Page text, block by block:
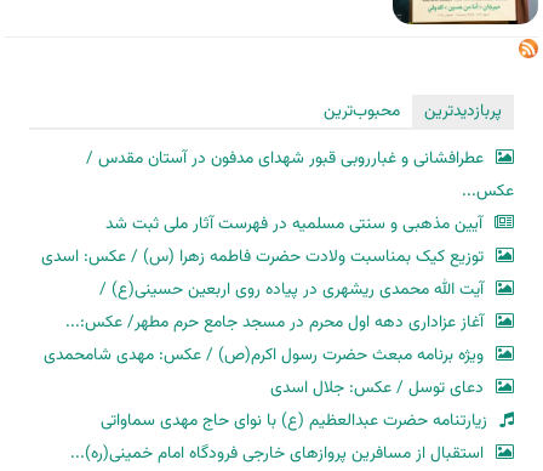
پربازدیدترین
محبوب‌ترین
عطرافشانی و غبارروبی قبور شهدای مدفون در آستان مقدس /
عکس...
آیین مذهبی و سنتی مسلمیه در فهرست آثار ملی ثبت شد
توزیع کیک بمناسبت ولادت حضرت فاطمه زهرا (س) / عکس: اسدی
آیت الله محمدی ریشهری در پیاده روی اربعین حسینی(ع) /
آغاز عزاداری دهه اول محرم در مسجد جامع حرم مطهر/ عکس:...
ویژه برنامه مبعث حضرت رسول اکرم(ص) / عکس: مهدی شامحمدی
دعای توسل / عکس: جلال اسدی
زیارتنامه حضرت عبدالعظیم (ع) با نوای حاج مهدی سماواتی
استقبال از مسافرین پروازهای خارجی فرودگاه امام خمینی(ره)...